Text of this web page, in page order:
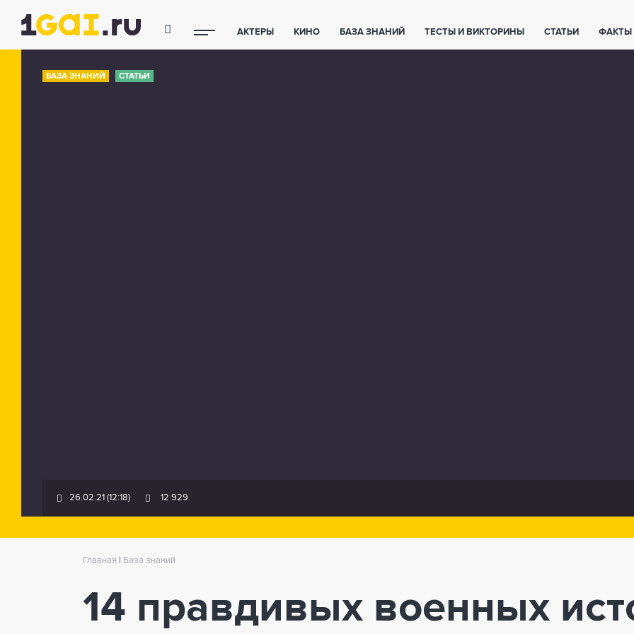
АКТЕРЫ КИНО БАЗА ЗНАНИЙ ТЕСТЫ И ВИКТОРИНЫ СТАТЬИ ФАКТЫ
БАЗА ЗНАНИЙ СТАТЬИ
26.02.21 (12:18) 12 929
Главная База знаний
14 правдивых военных